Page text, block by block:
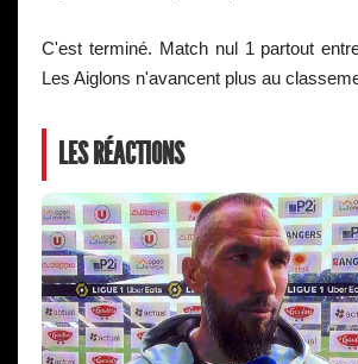
C'est terminé. Match nul 1 partout
Les Aiglons n'avancent plus au
LES RÉACTIONS